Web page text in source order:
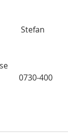
Stefan
0730-400